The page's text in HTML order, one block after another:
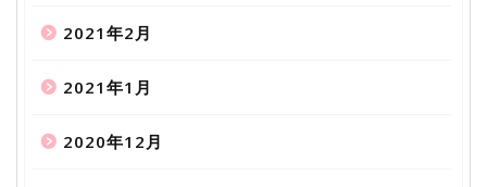
2021年2月
2021年1月
2020年12月